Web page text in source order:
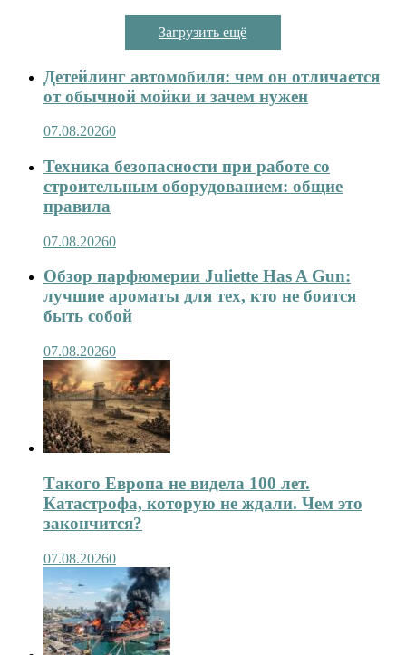
Загрузить ещё
Детейлинг автомобиля: чем он отличается
от обычной мойки и зачем нужен
07.08.20260
Техника безопасности при работе со
строительным оборудованием: общие
правила
07.08.20260
Обзор парфюмерии Juliette Has A Gun:
лучшие ароматы для тех, кто не боится
быть собой
07.08.20260
Такого Европа не видела 100 лет.
Катастрофа, которую не ждали. Чем это
закончится?
07.08.20260